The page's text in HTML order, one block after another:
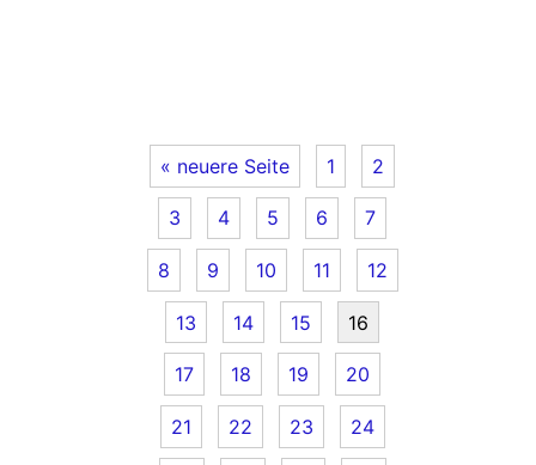
« neuere Seite 1 2
3 4 5 6 7
8 9 10 11 12
13 14 15 16
17 18 19 20
21 22 23 24